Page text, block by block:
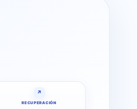
↗
RECUPERACIÓN